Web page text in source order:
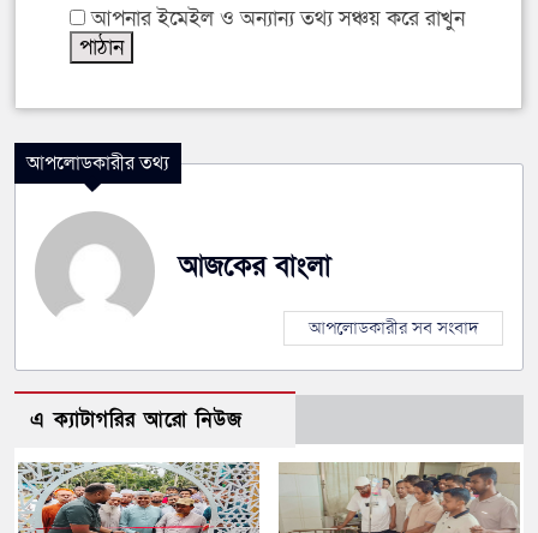
আপনার ইমেইল ও অন্যান্য তথ্য সঞ্চয় করে রাখুন
আপলোডকারীর তথ্য
আজকের বাংলা
আপলোডকারীর সব সংবাদ
এ ক্যাটাগরির আরো নিউজ